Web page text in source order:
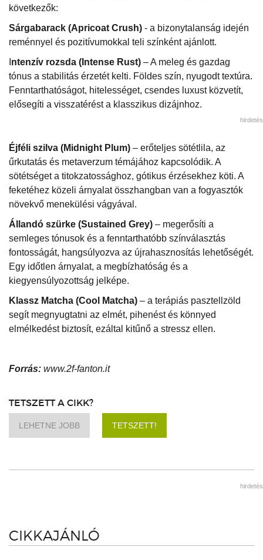
következők:
Sárgabarack (Apricoat Crush) - a bizonytalanság idején
reménnyel és pozitívumokkal teli színként ajánlott.
ntenzív rozsda (Intense Rust) – A meleg és gazdag
tónus a stabilitás érzetét kelti. Földes szín, nyugodt textúra.
Fenntarthatóságot, hitelességet, csendes luxust közvetít,
elősegíti a visszatérést a klasszikus dizájnhoz.
hirdetés
Éjféli szilva (Midnight Plum) – erőteljes sötétlila, az
űrkutatás és metaverzum témájához kapcsolódik. A
sötétséget a titokzatossághoz, gótikus érzésekhez köti. A
feketéhez közeli árnyalat összhangban van a fogyasztók
növekvő menekülési vágyával.
Állandó szürke (Sustained Grey) – megerősíti a
semleges tónusok és a fenntarthatóbb színválasztás
fontosságát, hangsúlyozva az újrahasznosítás lehetőségét.
Egy időtlen árnyalat, a megbízhatóság és a
kiegyensúlyozottság jelképe.
Klassz Matcha (Cool Matcha) – a terápiás pasztellzöld
segít megnyugtatni az elmét, pihenést és könnyed
elmélkedést biztosít, ezáltal kitűnő a stressz ellen.
Forrás: www.2f-fanton.it
TETSZETT A CIKK?
LEHETNE JOBB TETSZETT!
hirdetés
CIKKAJÁNLÓ